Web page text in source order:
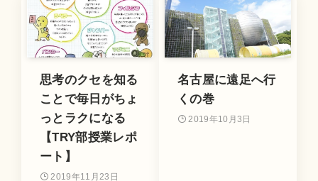
思考のクセを知る
ことで毎日がちょ
っとラクになる
【TRY部授業レポ
ート】
2019年11月23日
名古屋に遠足へ行
くの巻
2019年10月3日